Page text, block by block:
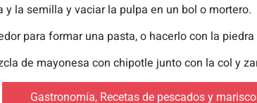
la semilla y vaciar la pulpa en un bol o mortero.
para formar una pasta, o hacerlo con la
de mayonesa con chipotle junto con la col y
Gastronomía, Recetas de pescados y